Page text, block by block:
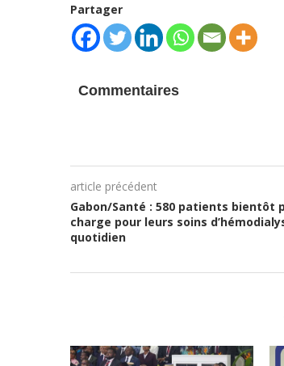
Partager
Commentaires
article précédent
Gabon/Santé : 580 patients bientôt
charge pour leurs soins
quotidien